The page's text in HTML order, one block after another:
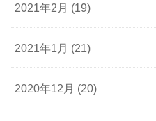
2021年2月 (19)
2021年1月 (21)
2020年12月 (20)